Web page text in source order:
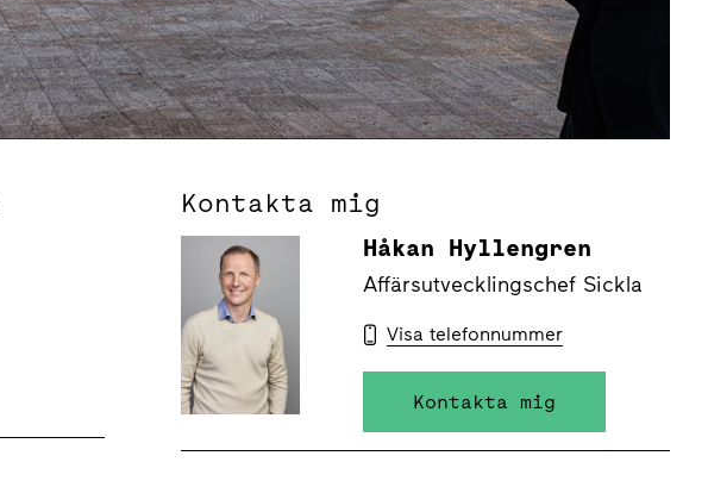
Kontakta mig
Håkan Hyllengren
Affärsutvecklingschef Sickla
Visa telefonnummer
Kontakta mig